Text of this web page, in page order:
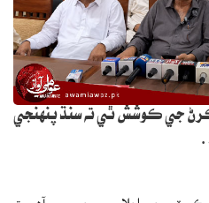
ڪرڻ جي ڪوشش ٿي ته سنڌ پنهنجي
جي اجلاس ۾ چيو ويو آهي ته